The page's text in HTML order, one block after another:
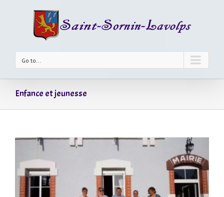
Go to...
Enfance et jeunesse